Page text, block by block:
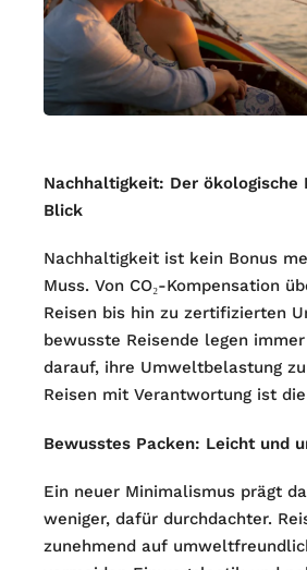
Nachhaltigkeit: Der ökologische
Blick
Nachhaltigkeit ist kein Bonus
Muss. Von CO₂-Kompensation
Reisen bis hin zu zertifizierten
bewusste Reisende legen
darauf, ihre Umweltbelastung
Reisen mit Verantwortung ist
Bewusstes Packen: Leicht und
Ein neuer Minimalismus prägt
weniger, dafür durchdachter.
zunehmend auf